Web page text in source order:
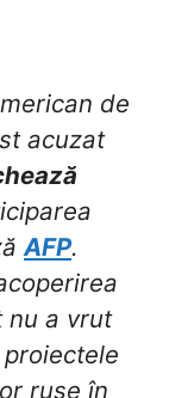
de
acuzat
AFP.
nu a vrut
ruse în